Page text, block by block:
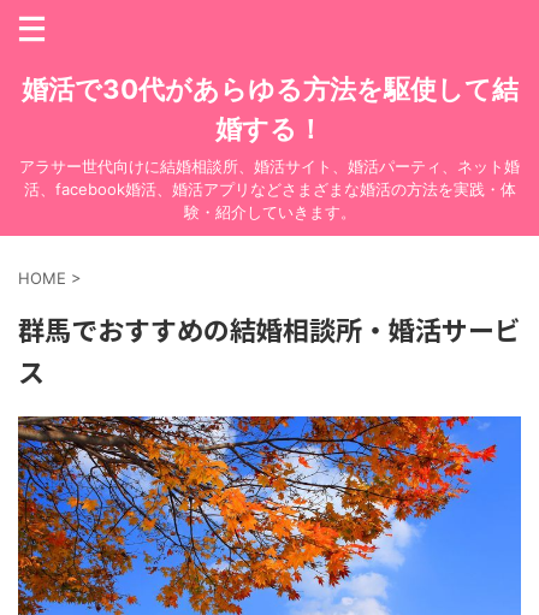
婚活で30代があらゆる方法を駆使して結
婚する！
アラサー世代向けに結婚相談所、婚活サイト、婚活パーティ、ネット婚
活、facebook婚活、婚活アプリなどさまざまな婚活の方法を実践・体
験・紹介していきます。
HOME >
群馬でおすすめの結婚相談所・婚活サービ
ス